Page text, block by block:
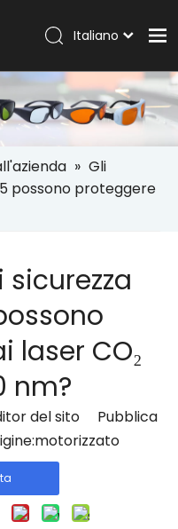
Italiano
Español
Pусский
English
» Gli
possono proteggere
laser CO₂
nm?
del sito Pubblica
motorizzato